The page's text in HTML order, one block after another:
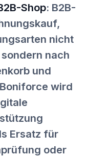
Shop: B2B-
nicht
nach
und
wird
Ersatz für
oder